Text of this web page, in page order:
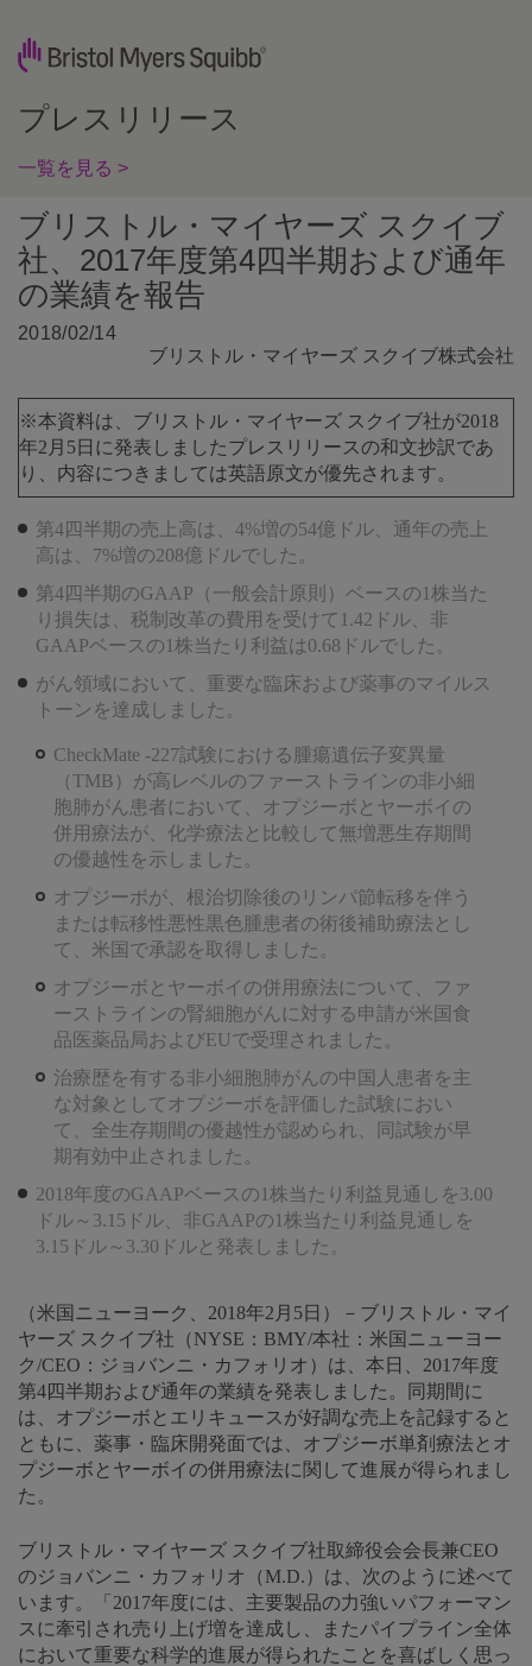
プレスリリース
一覧を見る >
ブリストル・マイヤーズ スクイブ
社、2017年度第4四半期および通年
の業績を報告
2018/02/14
ブリストル・マイヤーズ スクイブ株式会社
※本資料は、ブリストル・マイヤーズ スクイブ社が2018
年2月5日に発表しましたプレスリリースの和文抄訳であ
り、内容につきましては英語原文が優先されます。
第4四半期の売上高は、4%増の54億ドル、通年の売上
高は、7%増の208億ドルでした。
第4四半期のGAAP（一般会計原則）ベースの1株当た
り損失は、税制改革の費用を受けて1.42ドル、非
GAAPベースの1株当たり利益は0.68ドルでした。
がん領域において、重要な臨床および薬事のマイルス
トーンを達成しました。
CheckMate -227試験における腫瘍遺伝子変異量
（TMB）が高レベルのファーストラインの非小細
胞肺がん患者において、オプジーボとヤーボイの
併用療法が、化学療法と比較して無増悪生存期間
の優越性を示しました。
オプジーボが、根治切除後のリンパ節転移を伴う
または転移性悪性黒色腫患者の術後補助療法とし
て、米国で承認を取得しました。
オプジーボとヤーボイの併用療法について、ファ
ーストラインの腎細胞がんに対する申請が米国食
品医薬品局およびEUで受理されました。
治療歴を有する非小細胞肺がんの中国人患者を主
な対象としてオプジーボを評価した試験におい
て、全生存期間の優越性が認められ、同試験が早
期有効中止されました。
2018年度のGAAPベースの1株当たり利益見通しを3.00
ドル～3.15ドル、非GAAPの1株当たり利益見通しを
3.15ドル～3.30ドルと発表しました。
（米国ニューヨーク、2018年2月5日）－ブリストル・マイ
ヤーズ スクイブ社（NYSE：BMY/本社：米国ニューヨー
ク/CEO：ジョバンニ・カフォリオ）は、本日、2017年度
第4四半期および通年の業績を発表しました。同期間に
は、オプジーボとエリキュースが好調な売上を記録すると
ともに、薬事・臨床開発面では、オプジーボ単剤療法とオ
プジーボとヤーボイの併用療法に関して進展が得られまし
た。
ブリストル・マイヤーズ スクイブ社取締役会会長兼CEO
のジョバンニ・カフォリオ（M.D.）は、次のように述べて
います。「2017年度には、主要製品の力強いパフォーマン
スに牽引され売り上げ増を達成し、またパイプライン全体
において重要な科学的進展が得られたことを喜ばしく思っ